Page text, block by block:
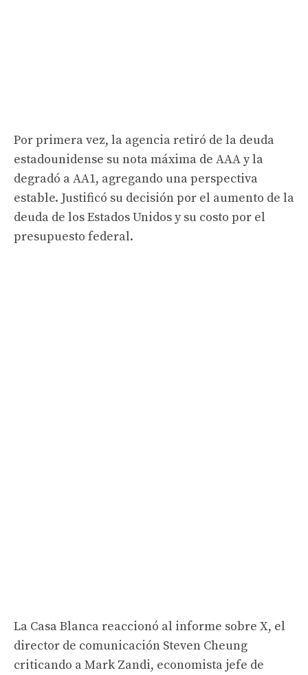
Por primera vez, la agencia retiró de la deuda
estadounidense su nota máxima de AAA y la
degradó a AA1, agregando una perspectiva
estable. Justificó su decisión por el aumento de la
deuda de los Estados Unidos y su costo por el
presupuesto federal.
La Casa Blanca reaccionó al informe sobre X, el
director de comunicación Steven Cheung
criticando a Mark Zandi, economista jefe de